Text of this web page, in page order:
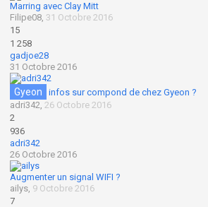
Marring avec Clay Mitt
Filipe08, 31 Octobre 2016
15
1 258
gadjoe28
31 Octobre 2016
Gyeon
infos sur compond de chez Gyeon ?
adri342,26 Octobre 2016
2
936
adri342
26 Octobre 2016
Augmenter un signal WIFI ?
ailys, 9 Octobre 2016
7